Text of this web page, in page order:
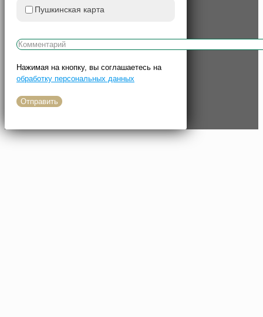
Пушкинская карта
Нажимая на кнопку, вы соглашаетесь на
обработку персональных данных